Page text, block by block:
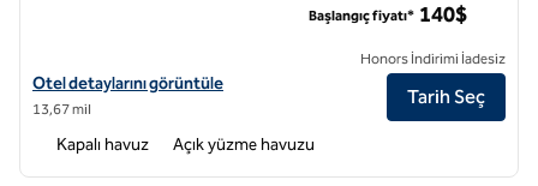
Hilton Atlanta Airport için otel detaylarını görüntüleyin
Otel detaylarını görüntüle
13,67 mil
Başlangıç fiyatı* 140$
Honors İndirimi İadesiz
Tarih Seç
Kapalı havuz Açık yüzme havuzu